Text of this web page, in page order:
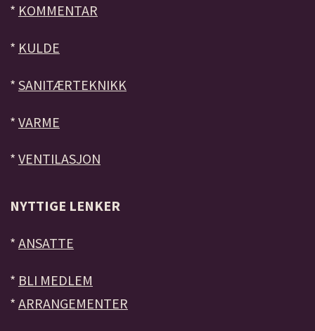
* KOMMENTAR
* KULDE
* SANITÆRTEKNIKK
* VARME
* VENTILASJON
NYTTIGE LENKER
* ANSATTE
* BLI MEDLEM
* ARRANGEMENTER